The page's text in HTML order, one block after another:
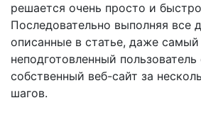
решается очень просто и
Последовательно выполняя все
описанные в статье, даже самый
неподготовленный
собственный веб-сайт за
шагов.